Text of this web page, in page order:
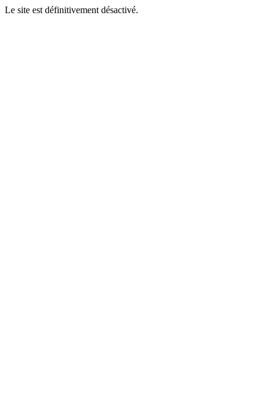
Le site est définitivement désactivé.